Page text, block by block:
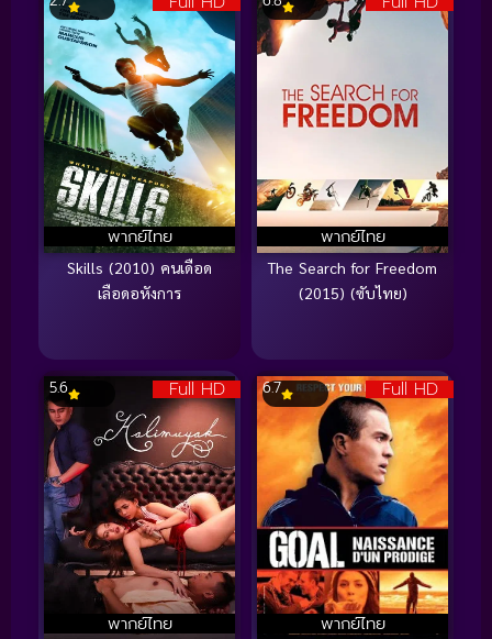
พากย์ไทย
Skills (2010) คนเดือด
เลือดอหังการ
พากย์ไทย
The Search for Freedom
(2015) (ซับไทย)
Full HD
พากย์ไทย
5.6 Full HD
พากย์ไทย
6.7